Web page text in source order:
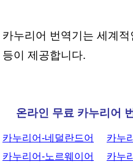
카누리어 번역기는 세계
등이 제공합니다.
온라인 무료 카누리어
카누리어-네덜란드어
카누리어-노르웨이어
카누
카누